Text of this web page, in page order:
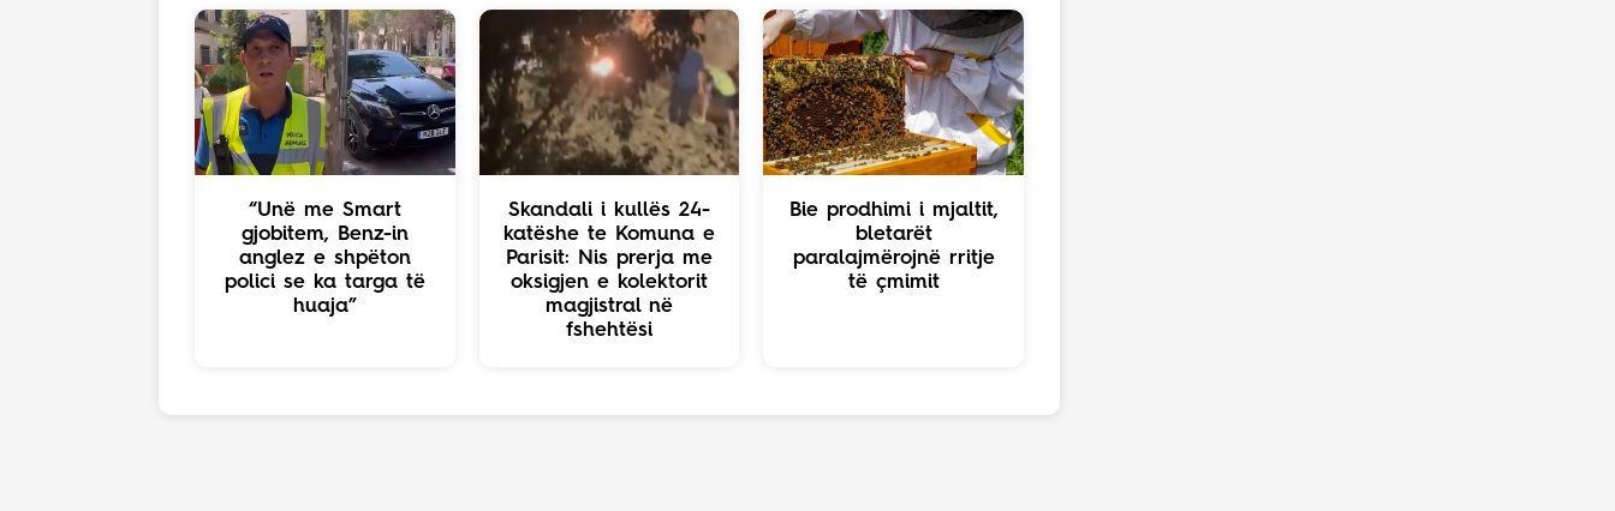
“Unë me Smart
gjobitem, Benz-in
anglez e shpëton
polici se ka targa të
huaja”
Skandali i kullës 24-
katëshe te Komuna e
Parisit: Nis prerja me
oksigjen e kolektorit
magjistral në
fshehtësi
Bie prodhimi i mjaltit,
bletarët
paralajmërojnë rritje
të çmimit